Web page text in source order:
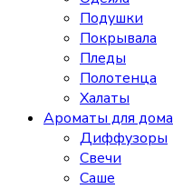
Подушки
Покрывала
Пледы
Полотенца
Халаты
Ароматы для дома
Диффузоры
Свечи
Cаше